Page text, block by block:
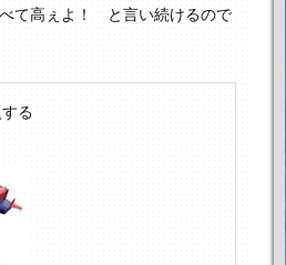
て高ぇよ！ と言い続けるので
る